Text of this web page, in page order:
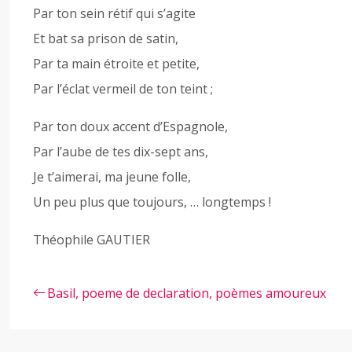
Par ton sein rétif qui s’agite
Et bat sa prison de satin,
Par ta main étroite et petite,
Par l’éclat vermeil de ton teint ;
Par ton doux accent d’Espagnole,
Par l’aube de tes dix-sept ans,
Je t’aimerai, ma jeune folle,
Un peu plus que toujours, … longtemps !
Théophile GAUTIER
Basil, poeme de declaration, poèmes amoureux